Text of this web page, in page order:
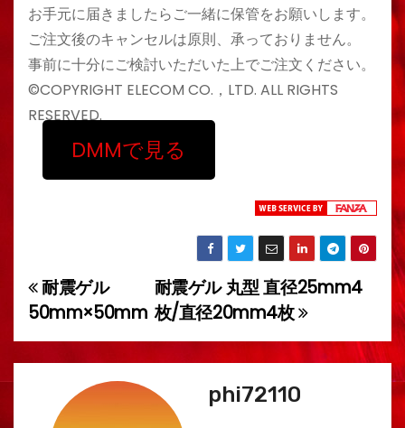
お手元に届きましたらご一緒に保管をお願いします。
ご注文後のキャンセルは原則、承っておりません。
事前に十分にご検討いただいた上でご注文ください。
©COPYRIGHT ELECOM CO.，LTD. ALL RIGHTS
RESERVED.
DMMで見る
投
稿
ナ
耐震ゲル 丸型 直径25mm4
枚/直径20mm4枚
耐震ゲル
50mm×50mm
phi72110